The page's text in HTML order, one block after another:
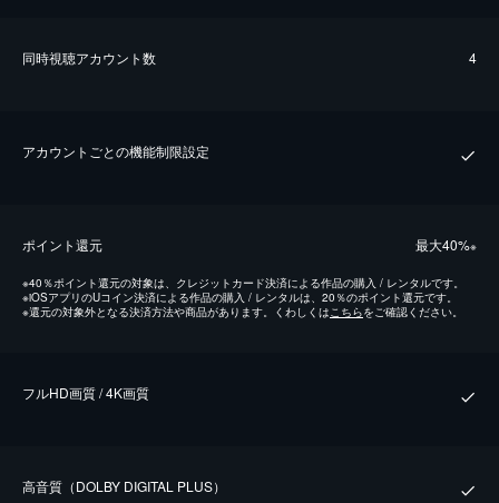
同時視聴アカウント数 4
アカウントごとの機能制限設定
ポイント還元 最⼤40%※
※40％ポイント還元の対象は、クレジットカード決済による作品の購入 / レンタルです。
※iOSアプリのUコイン決済による作品の購入 / レンタルは、20％のポイント還元です。
※還元の対象外となる決済方法や商品があります。くわしくはこちらをご確認ください。
フルHD画質 / 4K画質
⾼⾳質（DOLBY DIGITAL PLUS）